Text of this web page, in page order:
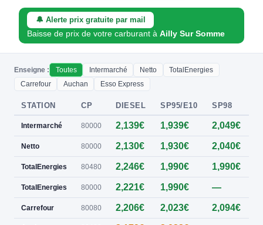
🔔 Alerte prix gratuite par mail
Baisse de prix de votre carburant àAilly Sur Somme
Enseigne : Toutes Intermarché Netto
TotalEnergies
Carrefour
Auchan Esso Express
STATION CP DIESEL SP95/E10 SP98
Intermarché 80000 2,139€ 1,939€ 2,049€
Netto 80000 2,130€ 1,930€ 2,040€
TotalEnergies 80480 2,246€ 1,990€ 1,990€
TotalEnergies 80000 2,221€ 1,990€ —
Carrefour 80080 2,206€ 2,023€ 2,094€